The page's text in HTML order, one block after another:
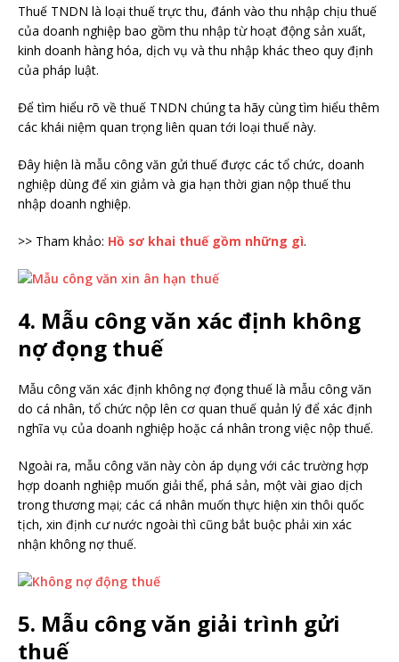
Thuế TNDN là loại thuế trực thu, đánh vào thu nhập chịu thuế
của doanh nghiệp bao gồm thu nhập từ hoạt động sản xuất,
kinh doanh hàng hóa, dịch vụ và thu nhập khác theo quy định
của pháp luật.
Để tìm hiểu rõ về thuế TNDN chúng ta hãy cùng tìm hiểu thêm
các khái niệm quan trọng liên quan tới loại thuế này.
Đây hiện là mẫu công văn gửi thuế được các tổ chức, doanh
nghiệp dùng để xin giảm và gia hạn thời gian nộp thuế thu
nhập doanh nghiệp.
>> Tham khảo: Hồ sơ khai thuế gồm những gì.
4. Mẫu công văn xác định không
nợ đọng thuế
Mẫu công văn xác định không nợ đọng thuế là mẫu công văn
do cá nhân, tổ chức nộp lên cơ quan thuế quản lý để xác định
nghĩa vụ của doanh nghiệp hoặc cá nhân trong việc nộp thuế.
Ngoài ra, mẫu công văn này còn áp dụng với các trường hợp
hợp doanh nghiệp muốn giải thể, phá sản, một vài giao dịch
trong thương mại; các cá nhân muốn thực hiện xin thôi quốc
tịch, xin định cư nước ngoài thì cũng bắt buộc phải xin xác
nhận không nợ thuế.
5. Mẫu công văn giải trình gửi
thuế